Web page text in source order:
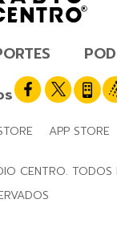
APP STORE
CENTRO. TODOS